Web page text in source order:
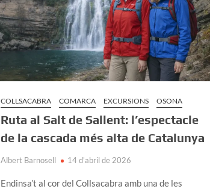
cor
romànic
de
l’Alta
Garrotxa
COLLSACABRA COMARCA EXCURSIONS OSONA
Ruta al Salt de Sallent: l’espectacle
de la cascada més alta de Catalunya
Albert Barnosell 14 d'abril de 2026
Endinsa’t al cor del Collsacabra amb una de les